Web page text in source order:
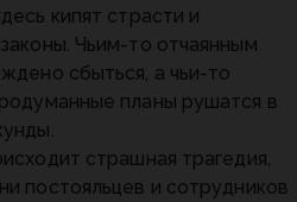
кипят страсти и
Чьим-то отчаянным
сбыться, а чьи-то
планы рушатся в
страшная трагедия,
постояльцев и сотрудников